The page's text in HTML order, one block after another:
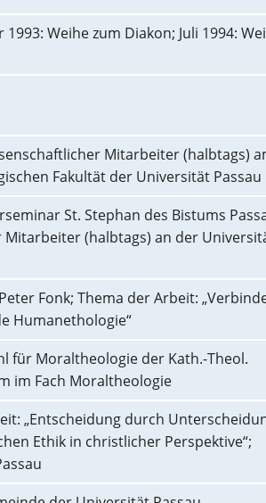
Weihe zum Diakon; Juli 1994:
Mitarbeiter (halbtags)
Fakultät der Universität Passau
St. Stephan des Bistums
(halbtags) an der
Fonk; Thema der Arbeit:
Humanethologie“
für Moraltheologie der Kath.-Theol.
im Fach Moraltheologie
„Entscheidung durch
Ethik in christlicher Perspektive“;